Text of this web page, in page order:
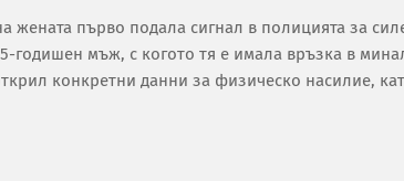
жената първо подала сигнал в полицията за
мъж, с когото тя е имала връзка в
конкретни данни за физическо насилие,